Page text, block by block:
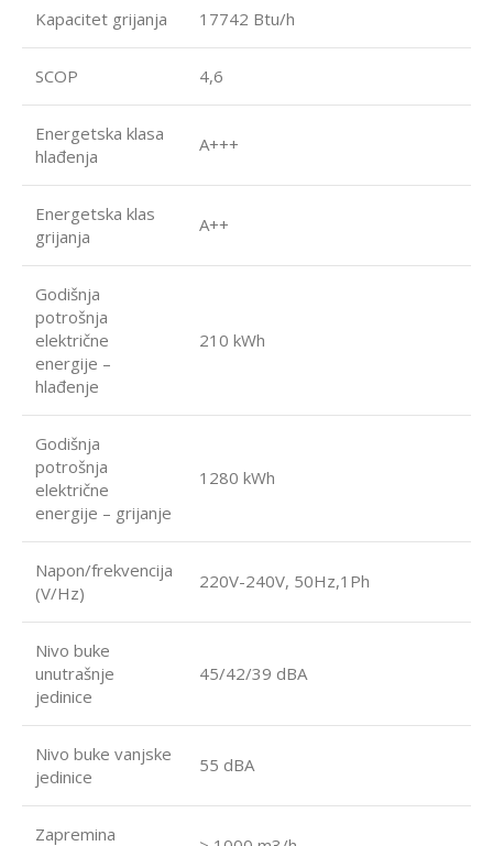
Kapacitet grijanja 17742 Btu/h
SCOP 4,6
Energetska klasa
hlađenja
A+++
Energetska klas
grijanja
A++
Godišnja
potrošnja
električne
energije –
hlađenje
210 kWh
Godišnja
potrošnja
električne
energije – grijanje
1280 kWh
Napon/frekvencija
(V/Hz)
220V-240V, 50Hz,1Ph
Nivo buke
unutrašnje
jedinice
45/42/39 dBA
Nivo buke vanjske
jedinice
55 dBA
Zapremina